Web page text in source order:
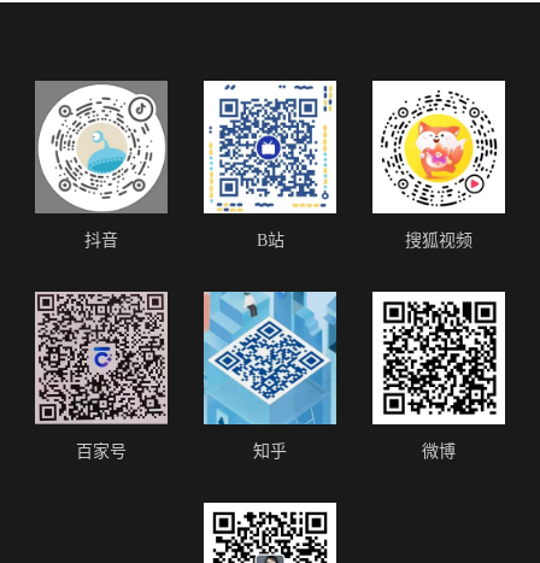
抖音 B站 搜狐视频
百家号 知乎 微博